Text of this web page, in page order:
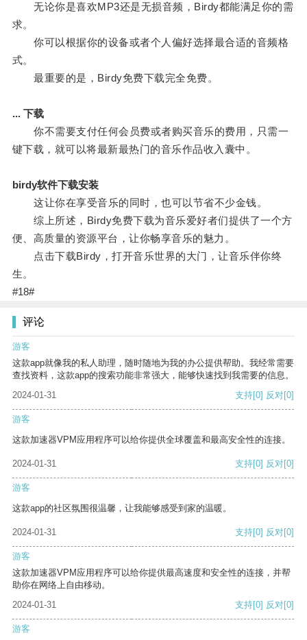
无论你是喜欢MP3还是无损音频，Birdy都能满足你的需
求。
你可以根据你的设备或者个人偏好选择最合适的音频格
式。
最重要的是，Birdy免费下载完全免费。
... 下载
你不需要支付任何会员费或者购买音乐的费用，只需一
键下载，就可以将最新最热门的音乐作品收入囊中。
birdy软件下载安装
这让你在享受音乐的同时，也可以节省不少金钱。
综上所述，Birdy免费下载为音乐爱好者们提供了一个方
便、高质量的资源平台，让你畅享音乐的魅力。
点击下载Birdy，打开音乐世界的大门，让音乐伴你终
生。
#18#
评论
游客
这款app就像我的私人助理，随时随地为我的办公提供帮助。我经常需要
查找资料，这款app的搜索功能非常强大，能够快速找到我需要的信息。
2024-01-31
支持[0] 反对[0]
游客
这款加速器VPM应用程序可以给你提供全球覆盖和最高安全性的连接。
2024-01-31 支持[0] 反对[0]
游客
这款app的社区氛围很温馨，让我能够感受到家的温暖。
2024-01-31 支持[0] 反对[0]
游客
这款加速器VPM应用程序可以给你提供最高速度和安全性的连接，并帮
助你在网络上自由移动。
2024-01-31
支持[0] 反对[0]
游客